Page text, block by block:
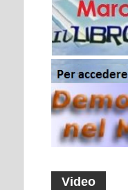
Video